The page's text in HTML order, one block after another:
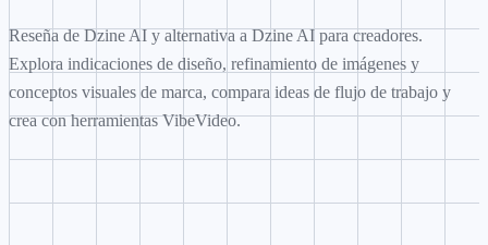
Reseña de Dzine AI y alternativa a Dzine AI para creadores.
Explora indicaciones de diseño, refinamiento de imágenes y
conceptos visuales de marca, compara ideas de flujo de trabajo y
crea con herramientas VibeVideo.